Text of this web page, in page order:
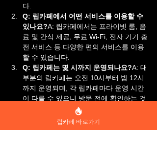
다.
Q: 립카페에서 어떤 서비스를 이용할 수
있나요?A: 립카페에서는 프라이빗 룸, 음
료 및 간식 제공, 무료 Wi-Fi, 전자 기기 충
전 서비스 등 다양한 편의 서비스를 이용
할 수 있습니다.
Q: 립카페는 몇 시까지 운영되나요?A: 대
부분의 립카페는 오전 10시부터 밤 12시
까지 운영되며, 각 립카페마다 운영 시간
이 다를 수 있으니 방문 전에 확인하는 것
립카페 바로가기